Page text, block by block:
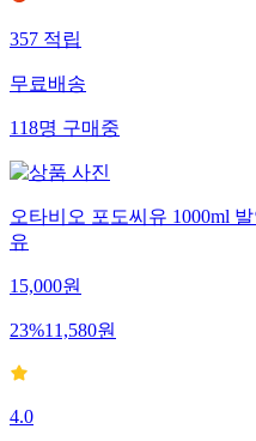
357적립
무료배송
118명구매중
오타비오 포도씨유 1000ml
유
15,000원
23%11,580원
4.0